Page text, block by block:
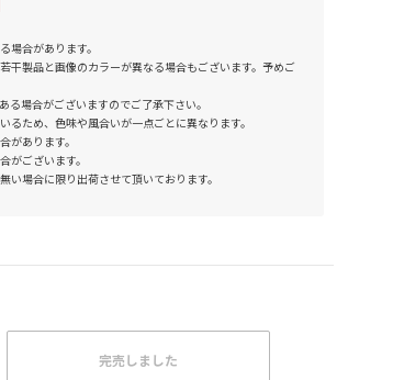
場合があります。
干製品と画像のカラーが異なる場合もございます。予めご
場合がございますのでご了承下さい。
ため、色味や風合いが一点ごとに異なります。
があります。
がございます。
場合に限り出荷させて頂いております。
完売しました